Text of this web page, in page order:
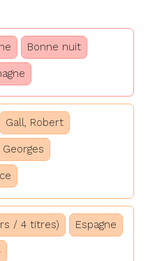
Bonne nuit
Gall, Robert
/ 4 titres) Espagne